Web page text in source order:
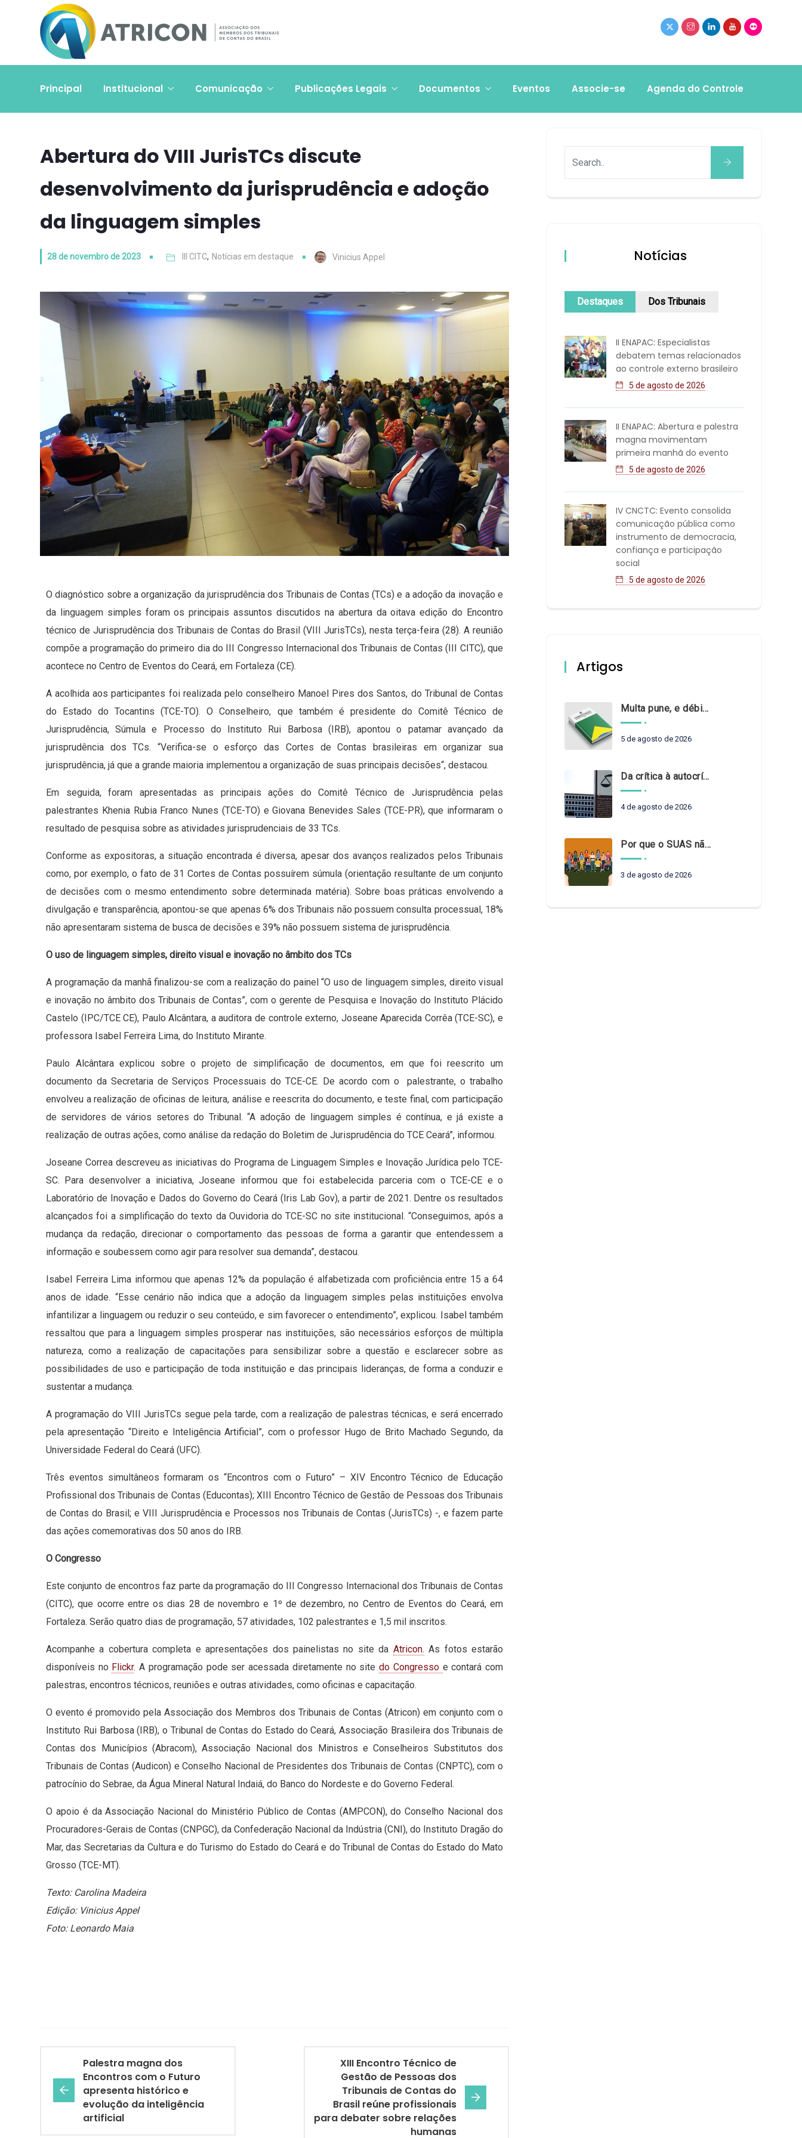
Principal Institucional Comunicação Publicações Legais Documentos Eventos Associe-se Agenda do Controle
Abertura do VIII JurisTCs discute
desenvolvimento da jurisprudência e adoção
da linguagem simples
28 de novembro de 2023 III CITC, Notícias em destaque Vinicius Appel
O diagnóstico sobre a organização da jurisprudência dos Tribunais de Contas (TCs) e a adoção da inovação e
da linguagem simples foram os principais assuntos discutidos na abertura da oitava edição do Encontro
técnico de Jurisprudência dos Tribunais de Contas do Brasil (VIII JurisTCs), nesta terça-feira (28). A reunião
compõe a programação do primeiro dia do III Congresso Internacional dos Tribunais de Contas (III CITC), que
acontece no Centro de Eventos do Ceará, em Fortaleza (CE).
A acolhida aos participantes foi realizada pelo conselheiro Manoel Pires dos Santos, do Tribunal de Contas
do Estado do Tocantins (TCE-TO). O Conselheiro, que também é presidente do Comitê Técnico de
Jurisprudência, Súmula e Processo do Instituto Rui Barbosa (IRB), apontou o patamar avançado da
jurisprudência dos TCs. “Verifica-se o esforço das Cortes de Contas brasileiras em organizar sua
jurisprudência, já que a grande maioria implementou a organização de suas principais decisões“, destacou.
Em seguida, foram apresentadas as principais ações do Comitê Técnico de Jurisprudência pelas
palestrantes Khenia Rubia Franco Nunes (TCE-TO) e Giovana Benevides Sales (TCE-PR), que informaram o
resultado de pesquisa sobre as atividades jurisprudenciais de 33 TCs.
Conforme as expositoras, a situação encontrada é diversa, apesar dos avanços realizados pelos Tribunais
como, por exemplo, o fato de 31 Cortes de Contas possuírem súmula (orientação resultante de um conjunto
de decisões com o mesmo entendimento sobre determinada matéria). Sobre boas práticas envolvendo a
divulgação e transparência, apontou-se que apenas 6% dos Tribunais não possuem consulta processual, 18%
não apresentaram sistema de busca de decisões e 39% não possuem sistema de jurisprudência.
O uso de linguagem simples, direito visual e inovação no âmbito dos TCs
A programação da manhã finalizou-se com a realização do painel “O uso de linguagem simples, direito visual
e inovação no âmbito dos Tribunais de Contas”, com o gerente de Pesquisa e Inovação do Instituto Plácido
Castelo (IPC/TCE CE), Paulo Alcântara, a auditora de controle externo, Joseane Aparecida Corrêa (TCE-SC), e
professora Isabel Ferreira Lima, do Instituto Mirante.
Paulo Alcântara explicou sobre o projeto de simplificação de documentos, em que foi reescrito um
documento da Secretaria de Serviços Processuais do TCE-CE. De acordo com o palestrante, o trabalho
envolveu a realização de oficinas de leitura, análise e reescrita do documento, e teste final, com participação
de servidores de vários setores do Tribunal. “A adoção de linguagem simples é contínua, e já existe a
realização de outras ações, como análise da redação do Boletim de Jurisprudência do TCE Ceará”, informou.
Joseane Correa descreveu as iniciativas do Programa de Linguagem Simples e Inovação Jurídica pelo TCE-
SC. Para desenvolver a iniciativa, Joseane informou que foi estabelecida parceria com o TCE-CE e o
Laboratório de Inovação e Dados do Governo do Ceará (Iris Lab Gov), a partir de 2021. Dentre os resultados
alcançados foi a simplificação do texto da Ouvidoria do TCE-SC no site institucional. “Conseguimos, após a
mudança da redação, direcionar o comportamento das pessoas de forma a garantir que entendessem a
informação e soubessem como agir para resolver sua demanda”, destacou.
Isabel Ferreira Lima informou que apenas 12% da população é alfabetizada com proficiência entre 15 a 64
anos de idade. “Esse cenário não indica que a adoção da linguagem simples pelas instituições envolva
infantilizar a linguagem ou reduzir o seu conteúdo, e sim favorecer o entendimento”, explicou. Isabel também
ressaltou que para a linguagem simples prosperar nas instituições, são necessários esforços de múltipla
natureza, como a realização de capacitações para sensibilizar sobre a questão e esclarecer sobre as
possibilidades de uso e participação de toda instituição e das principais lideranças, de forma a conduzir e
sustentar a mudança.
A programação do VIII JurisTCs segue pela tarde, com a realização de palestras técnicas, e será encerrado
pela apresentação “Direito e Inteligência Artificial”, com o professor Hugo de Brito Machado Segundo, da
Universidade Federal do Ceará (UFC).
Três eventos simultâneos formaram os “Encontros com o Futuro” – XIV Encontro Técnico de Educação
Profissional dos Tribunais de Contas (Educontas); XIII Encontro Técnico de Gestão de Pessoas dos Tribunais
de Contas do Brasil; e VIII Jurisprudência e Processos nos Tribunais de Contas (JurisTCs) -, e fazem parte
das ações comemorativas dos 50 anos do IRB.
O Congresso
Este conjunto de encontros faz parte da programação do III Congresso Internacional dos Tribunais de Contas
(CITC), que ocorre entre os dias 28 de novembro e 1º de dezembro, no Centro de Eventos do Ceará, em
Fortaleza. Serão quatro dias de programação, 57 atividades, 102 palestrantes e 1,5 mil inscritos.
Acompanhe a cobertura completa e apresentações dos painelistas no site da Atricon. As fotos estarão
disponíveis no Flickr. A programação pode ser acessada diretamente no sitedo Congresso e contará com
palestras, encontros técnicos, reuniões e outras atividades, como oficinas e capacitação.
O evento é promovido pela Associação dos Membros dos Tribunais de Contas (Atricon) em conjunto com o
Instituto Rui Barbosa (IRB), o Tribunal de Contas do Estado do Ceará, Associação Brasileira dos Tribunais de
Contas dos Municípios (Abracom), Associação Nacional dos Ministros e Conselheiros Substitutos dos
Tribunais de Contas (Audicon) e Conselho Nacional de Presidentes dos Tribunais de Contas (CNPTC), com o
patrocínio do Sebrae, da Água Mineral Natural Indaiá, do Banco do Nordeste e do Governo Federal.
O apoio é da Associação Nacional do Ministério Público de Contas (AMPCON), do Conselho Nacional dos
Procuradores-Gerais de Contas (CNPGC), da Confederação Nacional da Indústria (CNI), do Instituto Dragão do
Mar, das Secretarias da Cultura e do Turismo do Estado do Ceará e do Tribunal de Contas do Estado do Mato
Grosso (TCE-MT).
Texto: Carolina Madeira
Edição: Vinicius Appel
Foto: Leonardo Maia
Palestra magna dos
Encontros com o Futuro
apresenta histórico e
evolução da inteligência
artificial
XIII Encontro Técnico de
Gestão de Pessoas dos
Tribunais de Contas do
Brasil reúne profissionais
para debater sobre relações
humanas
Notícias
Destaques Dos Tribunais
II ENAPAC: Especialistas
debatem temas relacionados
ao controle externo brasileiro
5 de agosto de 2026
II ENAPAC: Abertura e palestra
magna movimentam
primeira manhã do evento
5 de agosto de 2026
IV CNCTC: Evento consolida
comunicação pública como
instrumento de democracia,
confiança e participação
social
5 de agosto de 2026
Artigos
Multa pune, e débito recompõe. § 3º do art. 71 da Constituição: um problema de legística formal
5 de agosto de 2026
Da crítica à autocrítica: Tribunais de Contas sob um novo olhar?
4 de agosto de 2026
Por que o SUAS não pode esperar?
3 de agosto de 2026